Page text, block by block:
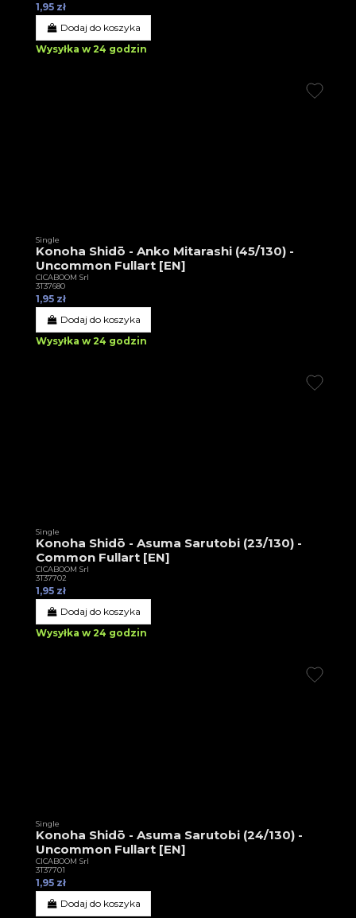
1,95 zł
Dodaj do koszyka
Wysyłka w 24 godzin
Single
Konoha Shidō - Anko Mitarashi (45/130) -
Uncommon Fullart [EN]
CICABOOM Srl
3T37680
1,95 zł
Dodaj do koszyka
Wysyłka w 24 godzin
Single
Konoha Shidō - Asuma Sarutobi (23/130) -
Common Fullart [EN]
CICABOOM Srl
3T37702
1,95 zł
Dodaj do koszyka
Wysyłka w 24 godzin
Single
Konoha Shidō - Asuma Sarutobi (24/130) -
Uncommon Fullart [EN]
CICABOOM Srl
3T37701
1,95 zł
Dodaj do koszyka